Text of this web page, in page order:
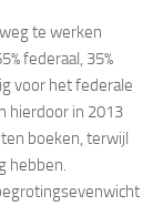
te werken
federaal, 35%
voor het federale
hierdoor in 2013
boeken, terwijl
hebben.